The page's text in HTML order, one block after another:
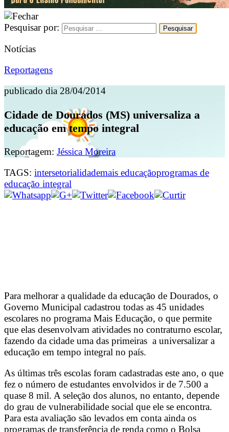
Pesquisar por:
Notícias
Reportagens
publicado dia 28/04/2014
Cidade de Dourados (MS) universaliza a
educação em tempo integral
Reportagem: Jéssica Moreira
TAGS: intersetorialidademais educaçãoprogramas de
educação integral
Para melhorar a qualidade da educação de Dourados, o
Governo Municipal cadastrou todas as 45 unidades
escolares no programa Mais Educação, o que permite
que elas desenvolvam atividades no contraturno escolar,
fazendo da cidade uma das primeiras a universalizar a
educação em tempo integral no país.
As últimas três escolas foram cadastradas este ano, o que
fez o número de estudantes envolvidos ir de 7.500 a
quase 8 mil. A seleção dos alunos, no entanto, depende
do grau de vulnerabilidade social que ele se encontra.
Para esta avaliação são levados em conta ainda os
programas de transferência de renda como o Bolsa